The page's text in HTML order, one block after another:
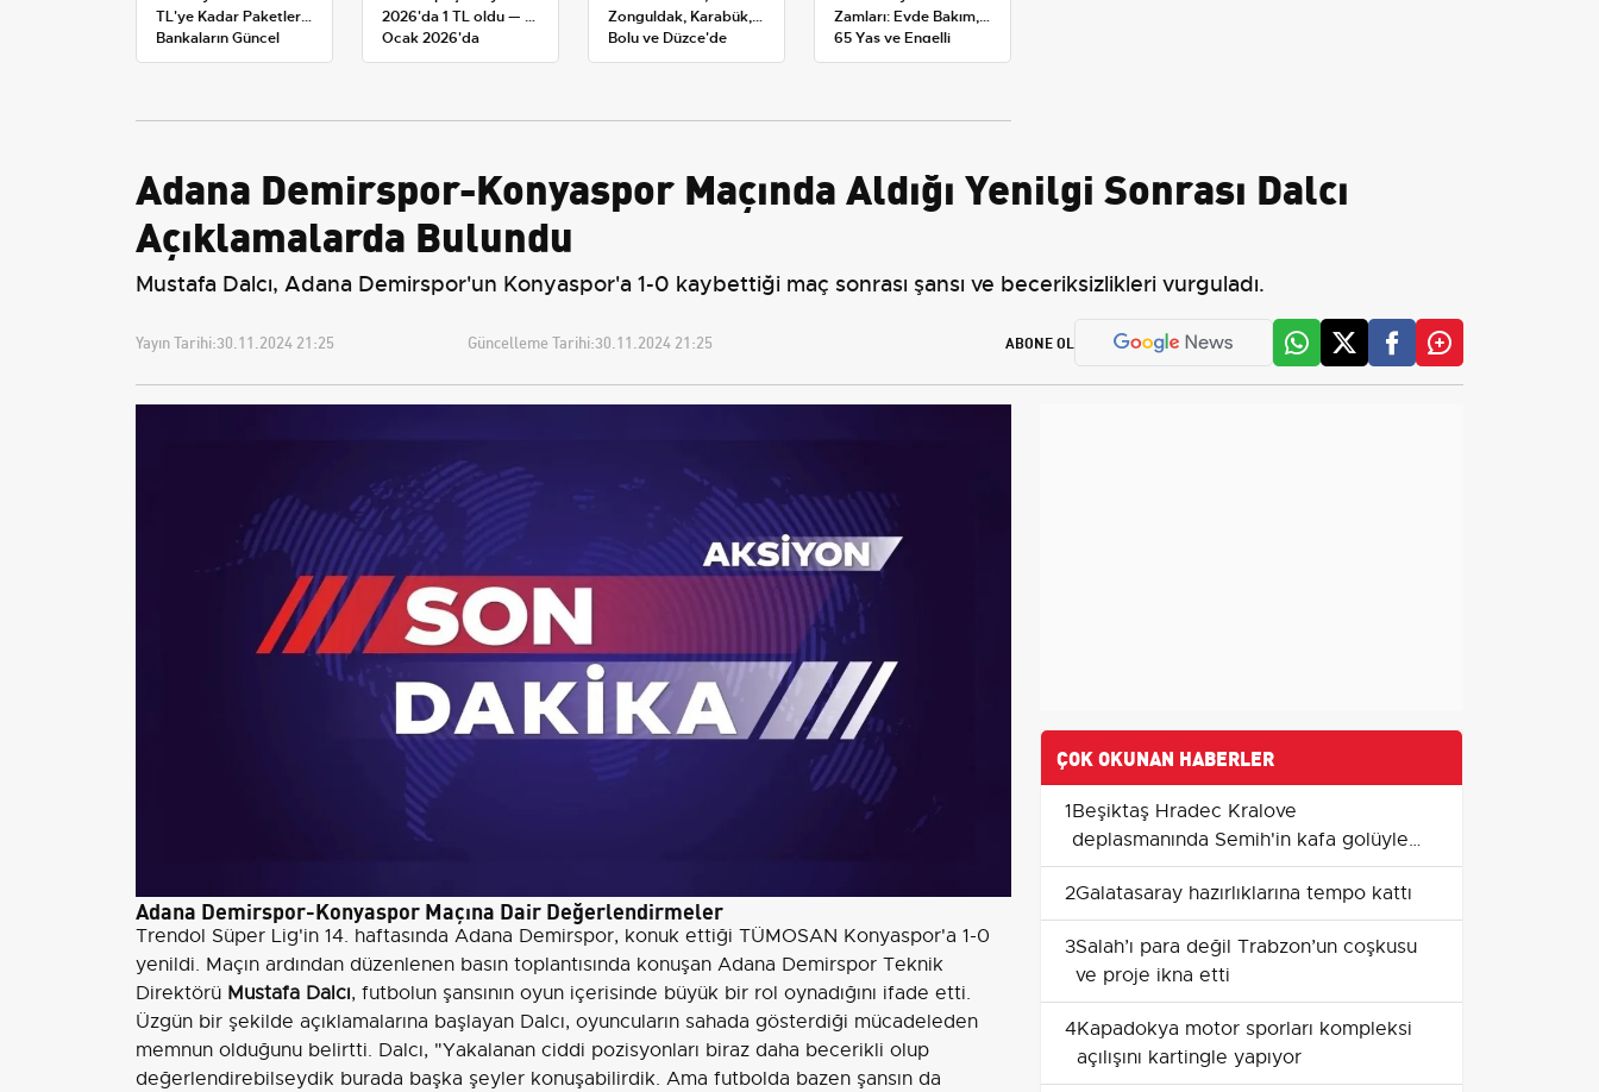
TL'ye Kadar Paketler:
Bankaların Güncel
Promosyon ve Ek
2026'da 1 TL oldu — 1
Ocak 2026'da
yürürlüğe giren tarife
Zonguldak, Karabük,
Bolu ve Düzce'de
okullar tatil —
Zamları: Evde Bakım,
65 Yaş ve Engelli
Maaşlarında Yeni
Adana Demirspor-Konyaspor Maçında Aldığı Yenilgi Sonrası Dalcı
Açıklamalarda Bulundu
Mustafa Dalcı, Adana Demirspor'un Konyaspor'a 1-0 kaybettiği maç sonrası şansı ve beceriksizlikleri vurguladı.
Yayın Tarihi:30.11.2024 21:25 Güncelleme Tarihi:30.11.2024 21:25 ABONE OL
Adana Demirspor-Konyaspor Maçına Dair Değerlendirmeler
Trendol Süper Lig'in 14. haftasında Adana Demirspor, konuk ettiği TÜMOSAN Konyaspor'a 1-0
yenildi. Maçın ardından düzenlenen basın toplantısında konuşan Adana Demirspor Teknik
Direktörü Mustafa Dalcı, futbolun şansının oyun içerisinde büyük bir rol oynadığını ifade etti.
Üzgün bir şekilde açıklamalarına başlayan Dalcı, oyuncuların sahada gösterdiği mücadeleden
memnun olduğunu belirtti. Dalcı, "Yakalanan ciddi pozisyonları biraz daha becerikli olup
değerlendirebilseydik burada başka şeyler konuşabilirdik. Ama futbolda bazen şansın da
ÇOK OKUNAN HABERLER
1Beşiktaş Hradec Kralove
deplasmanında Semih'in kafa golüyle
avantaj kazandı
2Galatasaray hazırlıklarına tempo kattı
3Salah’ı para değil Trabzon’un coşkusu
ve proje ikna etti
4Kapadokya motor sporları kompleksi
açılışını kartingle yapıyor